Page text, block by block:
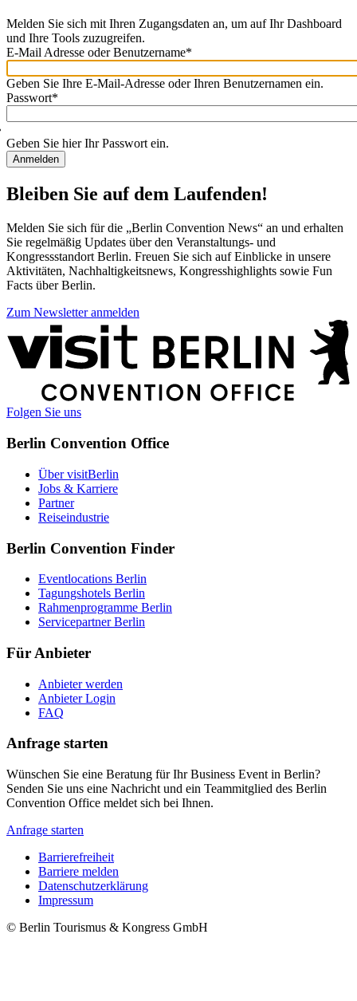
Melden Sie sich mit Ihren Zugangsdaten an, um auf Ihr Dashboard
und Ihre Tools zuzugreifen.
Willkommen
zurück!
Bitte
melden
Sie
sich
an
E-Mail Adresse oder Benutzername*
Geben Sie Ihre E-Mail-Adresse oder Ihren Benutzernamen ein.
Passwort*
Geben Sie hier Ihr Passwort ein.
Bleiben Sie auf dem Laufenden!
Melden Sie sich für die „Berlin Convention News“ an und erhalten
Sie regelmäßig Updates über den Veranstaltungs- und
Kongressstandort Berlin. Freuen Sie sich auf Einblicke in unsere
Aktivitäten, Nachhaltigkeitsnews, Kongresshighlights sowie Fun
Facts über Berlin.
Zum Newsletter anmelden
Weitere
Informationen
Folgen Sie uns
Berlin Convention Office
Über visitBerlin
Jobs & Karriere
Partner
Reiseindustrie
Berlin Convention Finder
Eventlocations Berlin
Tagungshotels Berlin
Rahmenprogramme Berlin
Servicepartner Berlin
Für Anbieter
Anbieter werden
Anbieter Login
FAQ
Anfrage starten
Wünschen Sie eine Beratung für Ihr Business Event in Berlin?
Senden Sie uns eine Nachricht und ein Teammitglied des Berlin
Convention Office meldet sich bei Ihnen.
Anfrage starten
Metanavigation
Barrierefreiheit
Barriere melden
Datenschutzerklärung
Impressum
© Berlin Tourismus & Kongress GmbH